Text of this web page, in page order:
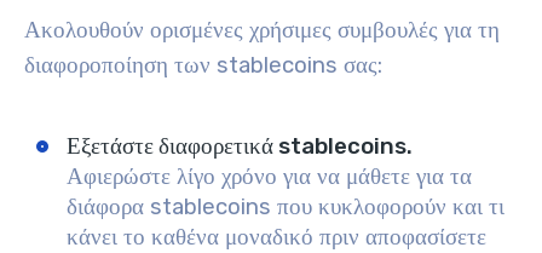
Ακολουθούν ορισμένες χρήσιμες συμβουλές για τη
διαφοροποίηση των stablecoins σας:
Εξετάστε διαφορετικά stablecoins.
Αφιερώστε λίγο χρόνο για να μάθετε για τα
διάφορα stablecoins που κυκλοφορούν και τι
κάνει το καθένα μοναδικό πριν αποφασίσετε